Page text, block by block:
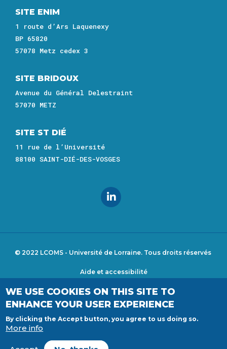
SITE ENIM
1 route d’Ars Laquenexy
BP 65820
57078 Metz cedex 3
SITE BRIDOUX
Avenue du Général Delestraint
57070 METZ
SITE ST DIÉ
11 rue de l’Université
88100 SAINT-DIÉ-DES-VOSGES
© 2022 LCOMS - Université de Lorraine. Tous droits réservés
Footer
menu
Aide et accessibilité
Déclaration d'accessibilité
WE USE COOKIES ON THIS SITE TO
ENHANCE YOUR USER EXPERIENCE
By clicking the Accept button, you agree to us doing so.
More info